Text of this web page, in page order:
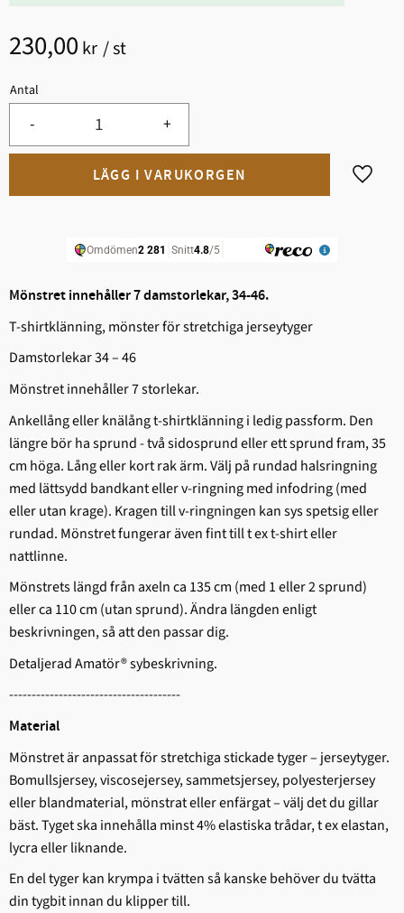
230,00 kr /st
Antal
+
-
Lägg
Mönstret innehåller 7 damstorlekar, 34-46.
T-shirtklänning, mönster för stretchiga jerseytyger
Damstorlekar 34 – 46
Mönstret innehåller 7 storlekar.
Ankellång eller knälång t-shirtklänning i ledig passform. Den
längre bör ha sprund - två sidosprund eller ett sprund fram, 35
cm höga. Lång eller kort rak ärm. Välj på rundad halsringning
med lättsydd bandkant eller v-ringning med infodring (med
eller utan krage). Kragen till v-ringningen kan sys spetsig eller
rundad. Mönstret fungerar även fint till t ex t-shirt eller
nattlinne.
Mönstrets längd från axeln ca 135 cm (med 1 eller 2 sprund)
eller ca 110 cm (utan sprund). Ändra längden enligt
beskrivningen, så att den passar dig.
Detaljerad Amatör® sybeskrivning.
--------------------------------------
Material
Mönstret är anpassat för stretchiga stickade tyger – jerseytyger.
Bomullsjersey, viscosejersey, sammetsjersey, polyesterjersey
eller blandmaterial, mönstrat eller enfärgat – välj det du gillar
bäst. Tyget ska innehålla minst 4% elastiska trådar, t ex elastan,
lycra eller liknande.
En del tyger kan krympa i tvätten så kanske behöver du tvätta
din tygbit innan du klipper till.